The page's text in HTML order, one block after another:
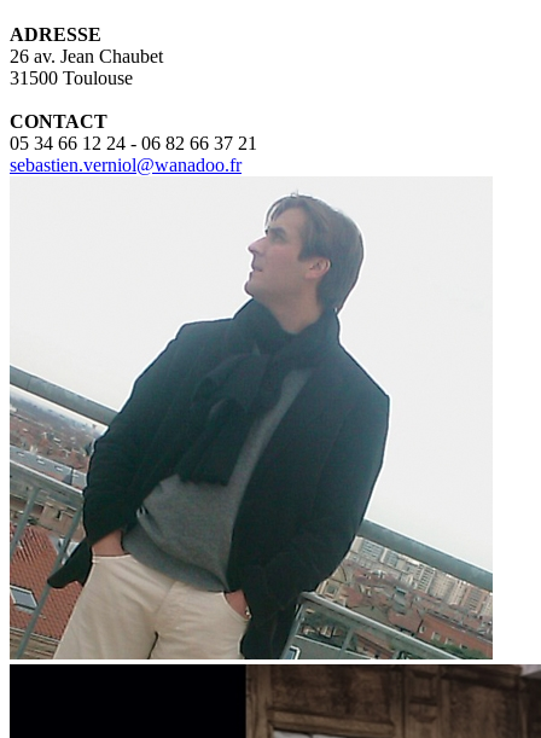
ADRESSE
26 av. Jean Chaubet
31500 Toulouse
CONTACT
05 34 66 12 24 - 06 82 66 37 21
sebastien.verniol@wanadoo.fr